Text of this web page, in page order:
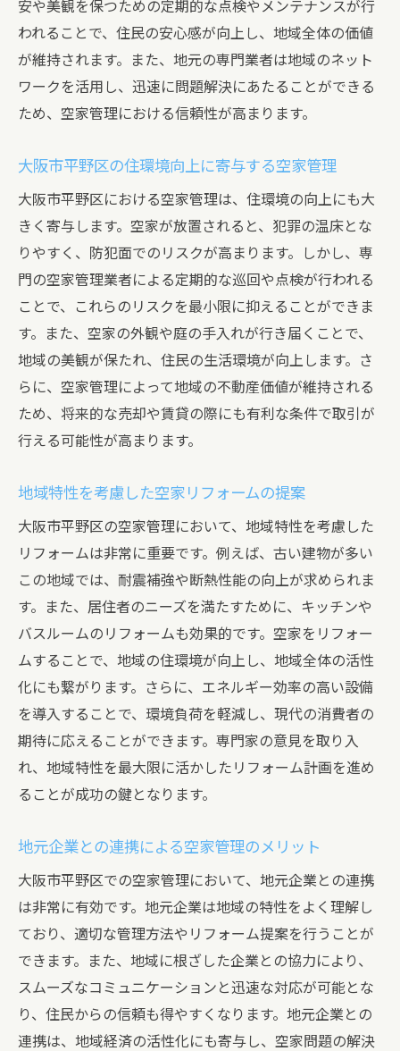
安や美観を保つための定期的な点検やメンテナンスが行
われることで、住民の安心感が向上し、地域全体の価値
が維持されます。また、地元の専門業者は地域のネット
ワークを活用し、迅速に問題解決にあたることができる
ため、空家管理における信頼性が高まります。
大阪市平野区の住環境向上に寄与する空家管理
大阪市平野区における空家管理は、住環境の向上にも大
きく寄与します。空家が放置されると、犯罪の温床とな
りやすく、防犯面でのリスクが高まります。しかし、専
門の空家管理業者による定期的な巡回や点検が行われる
ことで、これらのリスクを最小限に抑えることができま
す。また、空家の外観や庭の手入れが行き届くことで、
地域の美観が保たれ、住民の生活環境が向上します。さ
らに、空家管理によって地域の不動産価値が維持される
ため、将来的な売却や賃貸の際にも有利な条件で取引が
行える可能性が高まります。
地域特性を考慮した空家リフォームの提案
大阪市平野区の空家管理において、地域特性を考慮した
リフォームは非常に重要です。例えば、古い建物が多い
この地域では、耐震補強や断熱性能の向上が求められま
す。また、居住者のニーズを満たすために、キッチンや
バスルームのリフォームも効果的です。空家をリフォー
ムすることで、地域の住環境が向上し、地域全体の活性
化にも繋がります。さらに、エネルギー効率の高い設備
を導入することで、環境負荷を軽減し、現代の消費者の
期待に応えることができます。専門家の意見を取り入
れ、地域特性を最大限に活かしたリフォーム計画を進め
ることが成功の鍵となります。
地元企業との連携による空家管理のメリット
大阪市平野区での空家管理において、地元企業との連携
は非常に有効です。地元企業は地域の特性をよく理解し
ており、適切な管理方法やリフォーム提案を行うことが
できます。また、地域に根ざした企業との協力により、
スムーズなコミュニケーションと迅速な対応が可能とな
り、住民からの信頼も得やすくなります。地元企業との
連携は、地域経済の活性化にも寄与し、空家問題の解決